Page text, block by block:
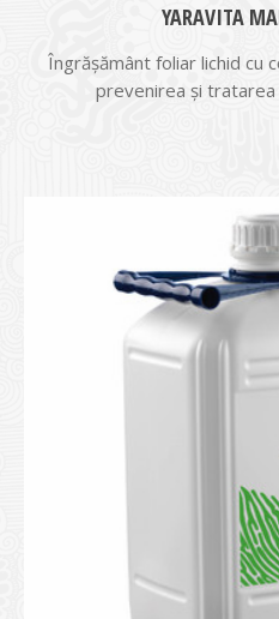
YARAVITA
Îngrăşământ foliar lichid cu
prevenirea şi